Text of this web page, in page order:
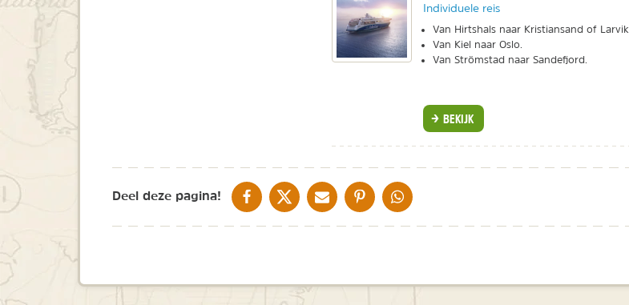
Individuele reis
Van Hirtshals naar Kristiansand of Larvik.
Van Kiel naar Oslo.
Van Strömstad naar Sandefjord.
BEKIJK
Deel deze pagina! DELEN OP FACEBOOK
DELEN OP XDELEN VIA DE MAIL
DELEN OP PINTEREST
DELEN OP WHATSAPP